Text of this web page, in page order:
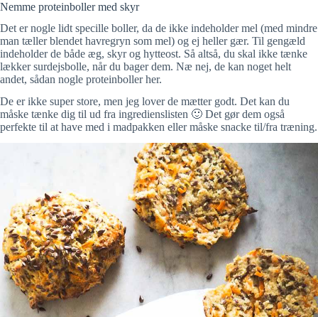
Nemme proteinboller med skyr
Det er nogle lidt specille boller, da de ikke indeholder mel (med mindre
man tæller blendet havregryn som mel) og ej heller gær. Til gengæld
indeholder de både æg, skyr og hytteost. Så altså, du skal ikke tænke
lækker surdejsbolle, når du bager dem. Næ nej, de kan noget helt
andet, sådan nogle proteinboller her.
De er ikke super store, men jeg lover de mætter godt. Det kan du
måske tænke dig til ud fra ingredienslisten 🙂 Det gør dem også
perfekte til at have med i madpakken eller måske snacke til/fra træning.